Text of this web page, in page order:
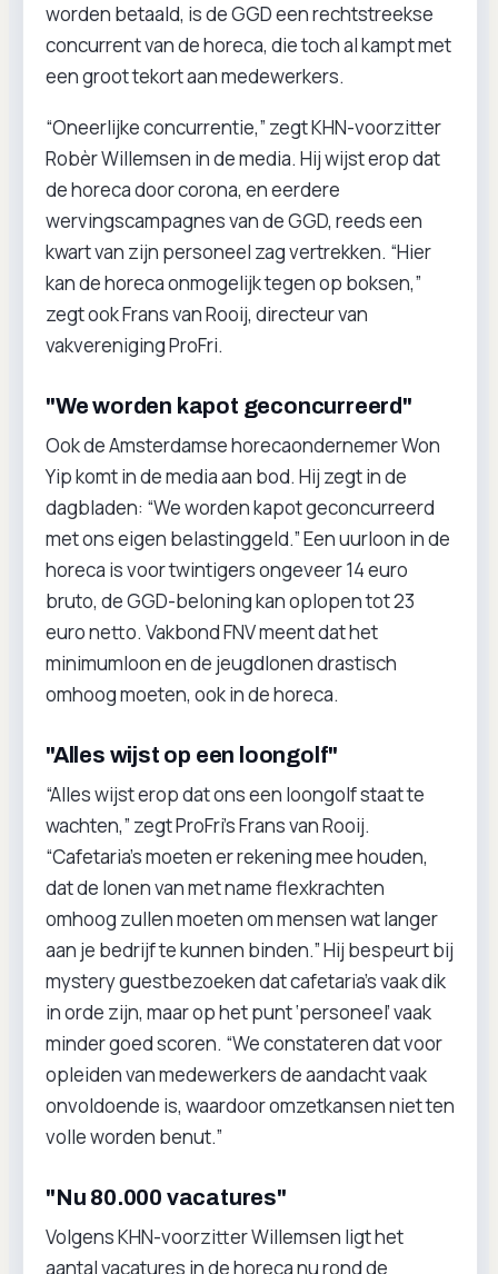
worden betaald, is de GGD een rechtstreekse
concurrent van de horeca, die toch al kampt met
een groot tekort aan medewerkers.
“Oneerlijke concurrentie,” zegt KHN-voorzitter
Robèr Willemsen in de media. Hij wijst erop dat
de horeca door corona, en eerdere
wervingscampagnes van de GGD, reeds een
kwart van zijn personeel zag vertrekken. “Hier
kan de horeca onmogelijk tegen op boksen,”
zegt ook Frans van Rooij, directeur van
vakvereniging ProFri.
"We worden kapot geconcurreerd"
Ook de Amsterdamse horecaondernemer Won
Yip komt in de media aan bod. Hij zegt in de
dagbladen: “We worden kapot geconcurreerd
met ons eigen belastinggeld.” Een uurloon in de
horeca is voor twintigers ongeveer 14 euro
bruto, de GGD-beloning kan oplopen tot 23
euro netto. Vakbond FNV meent dat het
minimumloon en de jeugdlonen drastisch
omhoog moeten, ook in de horeca.
"Alles wijst op een loongolf"
“Alles wijst erop dat ons een loongolf staat te
wachten,” zegt ProFri’s Frans van Rooij.
“Cafetaria’s moeten er rekening mee houden,
dat de lonen van met name flexkrachten
omhoog zullen moeten om mensen wat langer
aan je bedrijf te kunnen binden.” Hij bespeurt bij
mystery guestbezoeken dat cafetaria’s vaak dik
in orde zijn, maar op het punt ‘personeel’ vaak
minder goed scoren. “We constateren dat voor
opleiden van medewerkers de aandacht vaak
onvoldoende is, waardoor omzetkansen niet ten
volle worden benut.”
"Nu 80.000 vacatures"
Volgens KHN-voorzitter Willemsen ligt het
aantal vacatures in de horeca nu rond de